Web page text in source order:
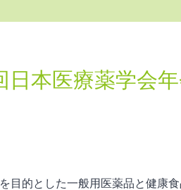
日本医療薬学会
目的とした一般用医薬品と健康